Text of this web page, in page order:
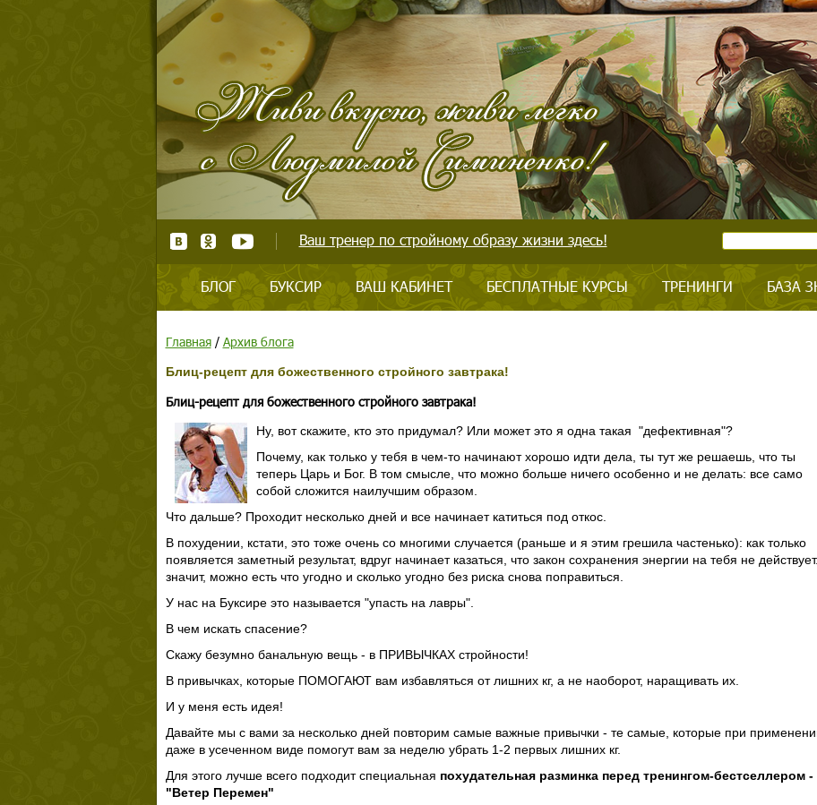
Ваш тренер по стройному образу жизни здесь!
БЛОГ БУКСИР ВАШ КАБИНЕТ БЕСПЛАТНЫЕ КУРСЫ ТРЕНИНГИ БАЗА
Главная/ Архив блога
Блиц-рецепт для божественного стройного завтрака!
Блиц-рецепт для божественного стройного завтрака!
Ну, вот скажите, кто это придумал? Или может это я одна такая "дефективная"?
Почему, как только у тебя в чем-то начинают хорошо идти дела, ты тут же решаешь, что ты
теперь Царь и Бог. В том смысле, что можно больше ничего особенно и не делать: все само
собой сложится наилучшим образом.
Что дальше? Проходит несколько дней и все начинает катиться под откос.
В похудении, кстати, это тоже очень со многими случается (раньше и я этим грешила частенько): как только
появляется заметный результат, вдруг начинает казаться, что закон сохранения энергии на тебя не
значит, можно есть что угодно и сколько угодно без риска снова поправиться.
У нас на Буксире это называется "упасть на лавры".
В чем искать спасение?
Скажу безумно банальную вещь - в ПРИВЫЧКАХ стройности!
В привычках, которые ПОМОГАЮТ вам избавляться от лишних кг, а не наоборот, наращивать их.
И у меня есть идея!
Давайте мы с вами за несколько дней повторим самые важные привычки - те самые, которые при
даже в усеченном виде помогут вам за неделю убрать 1-2 первых лишних кг.
Для этого лучше всего подходит специальная похудательная разминка перед тренингом-бестселлером -
"Ветер Перемен"